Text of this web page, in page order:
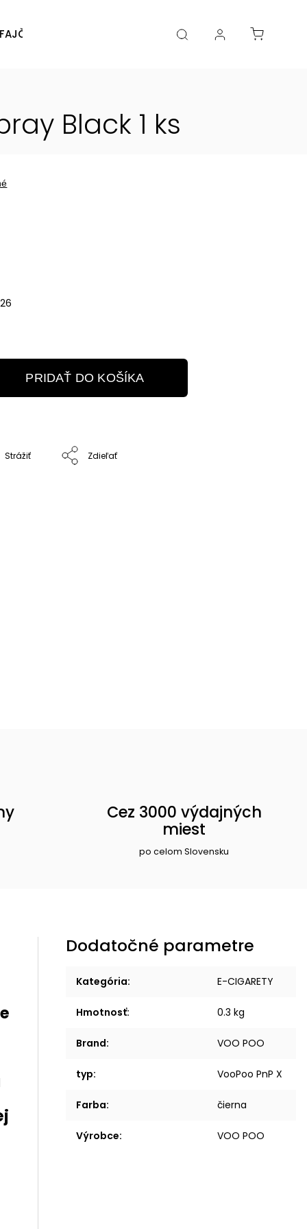
DOPLNKY Značky
Black 1 ks
PRIDAŤ DO KOŠÍKA
Strážiť Zdieľať
Cez 3000 výdajných
miest
po celom Slovensku
Dodatočné parametre
Kategória: E-CIGARETY
Hmotnosť: 0.3 kg
Brand: VOO POO
typ: VooPoo PnP X
Farba: čierna
Výrobce: VOO POO